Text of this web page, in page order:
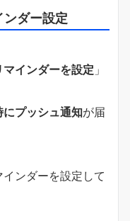
ダー設定
マインダーを設定 」
にプッシュ通知が届
ンダーを設定して